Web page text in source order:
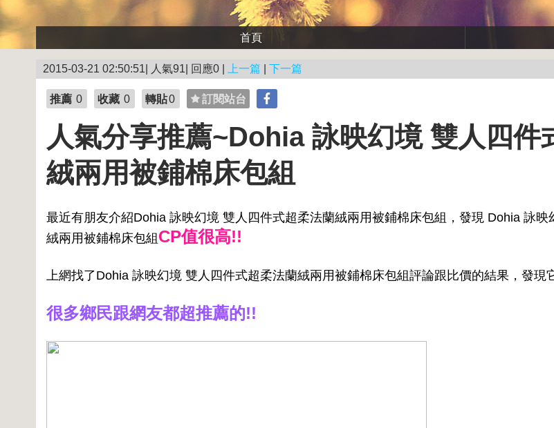
首頁
2015-03-21 02:50:51| 人氣91| 回應0 | 上一篇 下一篇
推薦 0 收藏 0 轉貼0 訂閱站台
人氣分享推薦~Dohia 詠映幻境 雙人四件
絨兩用被鋪棉床包組
最近有朋友介紹Dohia 詠映幻境 雙人四件式超柔法蘭絨兩用被鋪棉床包組，發現 Dohia 詠
絨兩用被鋪棉床包組 CP值很高!!
上網找了Dohia 詠映幻境 雙人四件式超柔法蘭絨兩用被鋪棉床包組評論跟比價的結果，發現
很多鄉民跟網友都超推薦的!!